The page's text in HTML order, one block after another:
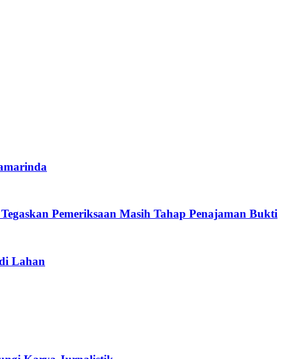
Pemeriksaan Masih Tahap Penajaman Bukti
Lahan